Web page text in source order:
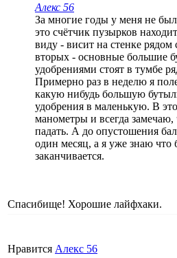
Алекс 56
За многие годы у меня не
это счётчик пузырков
виду - висит на стенке
вторых - основные большие
удобрениями стоят в тумбе
Примерно раз в неделю я
какую нибудь большую
удобрения в маленькую. В
манометры и всегда замечаю,
падать. А до опустошения
один месяц, а я уже знаю что
заканчивается.
Спасибище! Хорошие лайфхаки.
Нравится Алекс 56